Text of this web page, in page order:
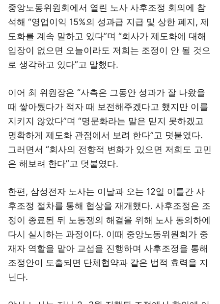
중앙노동위원회에서 열린 노사 사후조정 회의에 참
석해 “영업이익 15%의 성과급 지급 및 상한 폐지, 제
도화를 계속 말하고 있다”며 “회사가 제도화에 대해
입장이 없으면 오늘이라도 저희는 조정이 안 될 것으
로 생각하고 있다”고 말했다.
이어 최 위원장은 “사측은 그동안 성과가 잘 나왔을
때 쌓아뒀다가 적자 때 보전해주겠다고 했지만 이를
지키지 않았다”며 “명문화라는 말은 믿지 못하겠고
명확하게 제도화 관점에서 보려 한다”고 덧붙였다.
그러면서 “회사의 전향적 변화가 있으면 저희도 고민
은 해보려 한다”고 덧붙였다.
한편, 삼성전자 노사는 이날과 오는 12일 이틀간 사
후조정 절차를 통해 협상을 재개했다. 사후조정은 조
정이 종료된 뒤 노동쟁의 해결을 위해 노사 동의하에
다시 실시하는 과정이다. 이때 중앙노동위원회가 중
재자 역할을 맡아 교섭을 진행하며 사후조정을 통해
조정안이 도출되면 단체협약과 같은 법적 효력을 지
닌다.